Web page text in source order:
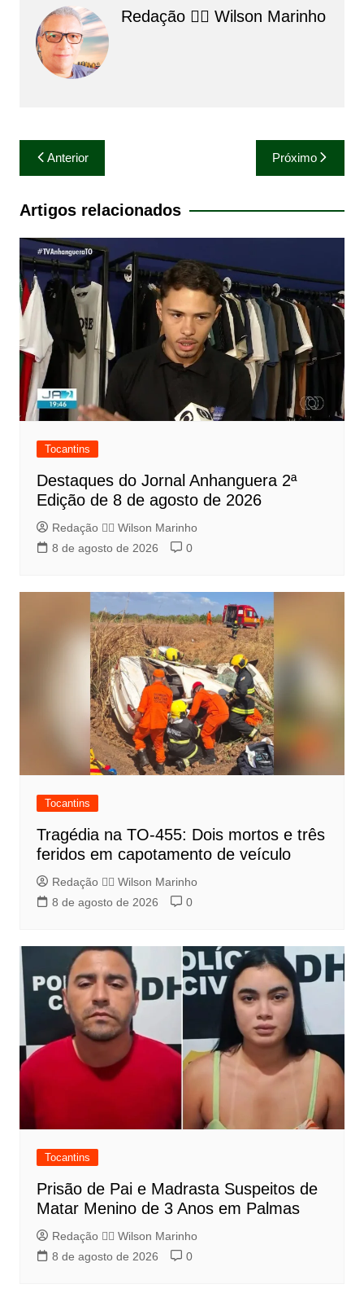
Redação 👨‍⚖️​ Wilson Marinho
Navegação
de
Post
Anterior Próximo
Artigos relacionados
Tocantins
Destaques do Jornal Anhanguera 2ª
Edição de 8 de agosto de 2026
Redação 👨‍⚖️​ Wilson Marinho
8 de agosto de 2026
0
Tocantins
Tragédia na TO-455: Dois mortos e três
feridos em capotamento de veículo
Redação 👨‍⚖️​ Wilson Marinho
8 de agosto de 2026
0
Tocantins
Prisão de Pai e Madrasta Suspeitos de
Matar Menino de 3 Anos em Palmas
Redação 👨‍⚖️​ Wilson Marinho
8 de agosto de 2026
0